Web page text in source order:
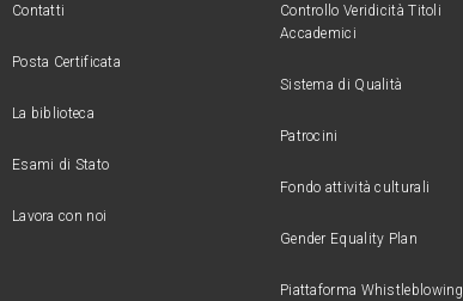
Contatti
Posta Certificata
La biblioteca
Esami di Stato
Lavora con noi
Controllo Veridicità Titoli
Accademici
Sistema di Qualità
Patrocini
Fondo attività culturali
Gender Equality Plan
Piattaforma Whistleblowing